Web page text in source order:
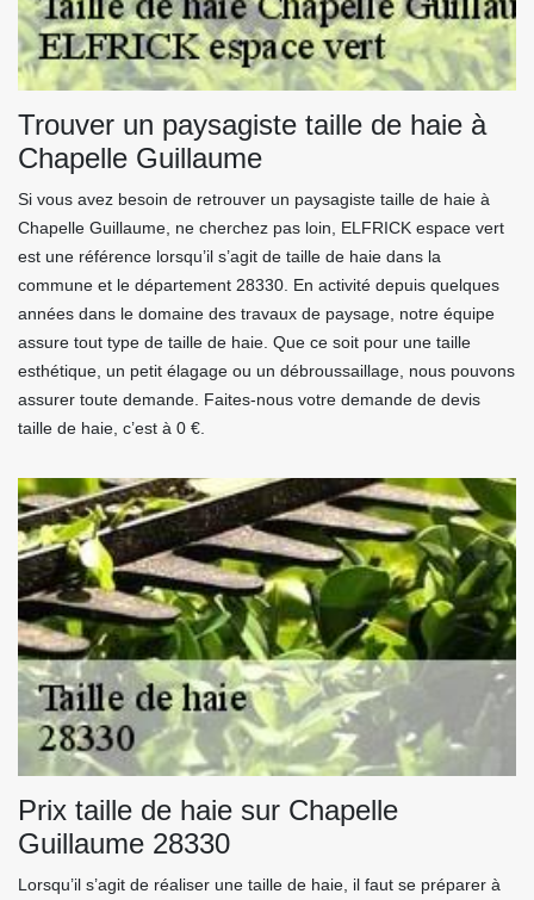
Trouver un paysagiste taille de haie à
Chapelle Guillaume
Si vous avez besoin de retrouver un paysagiste taille de haie à
Chapelle Guillaume, ne cherchez pas loin, ELFRICK espace vert
est une référence lorsqu’il s’agit de taille de haie dans la
commune et le département 28330. En activité depuis quelques
années dans le domaine des travaux de paysage, notre équipe
assure tout type de taille de haie. Que ce soit pour une taille
esthétique, un petit élagage ou un débroussaillage, nous pouvons
assurer toute demande. Faites-nous votre demande de devis
taille de haie, c’est à 0 €.
Prix taille de haie sur Chapelle
Guillaume 28330
Lorsqu’il s’agit de réaliser une taille de haie, il faut se préparer à